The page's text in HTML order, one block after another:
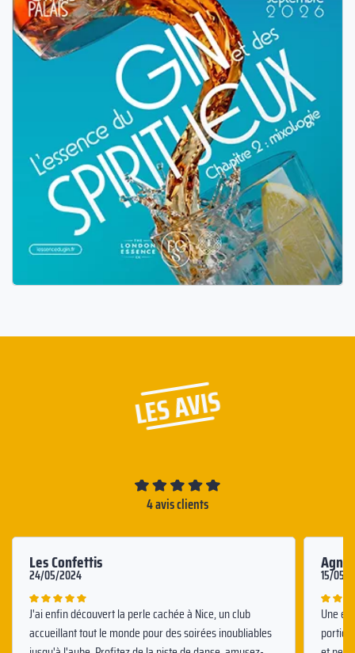
LES AVIS
4 avis clients
Les Confettis
24/05/2024
J'ai enfin découvert la perle cachée à Nice, un club
accueillant tout le monde pour des soirées inoubliables
Agnes
15/05/
Une